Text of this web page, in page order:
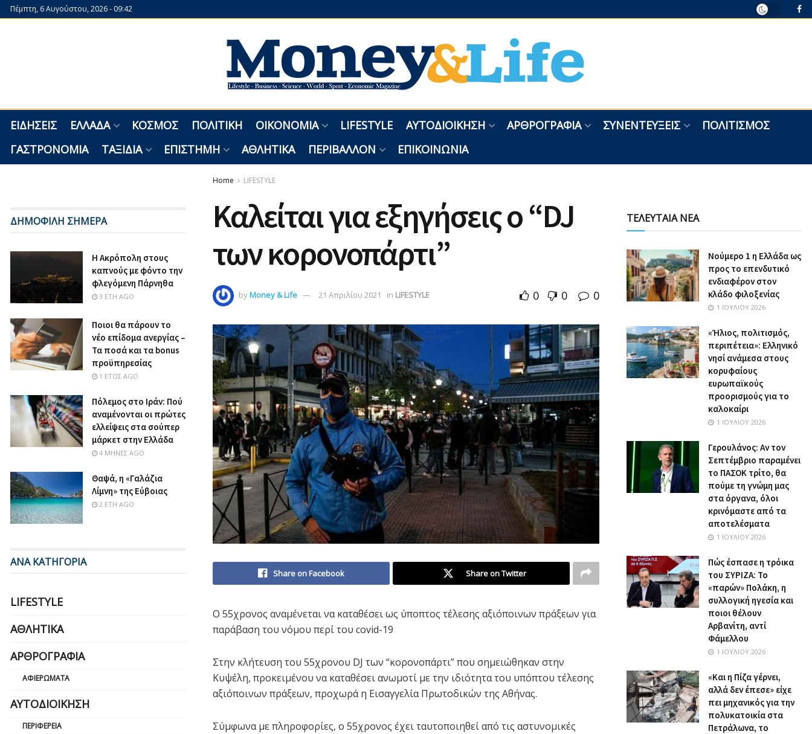
Πέμπτη, 6 Αυγούστου, 2026 - 09:42
ΕΙΔΉΣΕΙΣ ΕΛΛΆΔΑ ΚΌΣΜΟΣ ΠΟΛΙΤΙΚΉ ΟΙΚΟΝΟΜΊΑ LIFESTYLE ΑΥΤΟΔΙΟΊΚΗΣΗ ΑΡΘΡΟΓΡΑΦΊΑ ΣΥΝΕΝΤΕΎΞΕΙΣ
ΠΟΛΙΤΙΣΜΌΣ
ΓΑΣΤΡΟΝΟΜΊΑ
ΤΑΞΊΔΙΑ ΕΠΙΣΤΉΜΗ ΑΘΛΗΤΙΚΆ ΠΕΡΙΒΆΛΛΟΝ ΕΠΙΚΟΙΝΩΝΊΑ
Home LIFESTYLE
Καλείται για εξηγήσεις ο “DJ
των κορονοπάρτι”
byMoney & Life 21 Απριλίου 2021 in LIFESTYLE 0 0 0
Share on Facebook Share on Twitter
Ο 55χρονος αναμένεται να καταθέσει ως ύποπτος τέλεσης αξιόποινων πράξεων για
παράβαση του νόμου περί του covid-19
Στην κλήτευση του 55χρονου DJ των “κορονοπάρτι” που σημειώθηκαν στην
Κυψέλη, προκειμένου να καταθέσει ανωμοτί με την ιδιότητα του υπόπτου τέλεσης
αξιόποινων πράξεων, προχωρά η Εισαγγελία Πρωτοδικών της Αθήνας.
Σύμφωνα με πληροφορίες, ο 55χρονος έχει ταυτοποιηθεί από τις αστυνομικές
ΔΗΜΟΦΙΛΗ ΣΗΜΕΡΑ
Η Ακρόπολη στους
καπνούς με φόντο την
φλεγόμενη Πάρνηθα
3 ΈΤΗ AGO
Ποιοι θα πάρουν το
νέο επίδομα ανεργίας –
Τα ποσά και τα bonus
προϋπηρεσίας
1 ΈΤΟΣ AGO
Πόλεμος στο Ιράν: Πού
αναμένονται οι πρώτες
ελλείψεις στα σούπερ
μάρκετ στην Ελλάδα
4 ΜΉΝΕΣ AGO
Θαψά, η «Γαλάζια
Λίμνη» της Εύβοιας
2 ΈΤΗ AGO
ΑΝΑ ΚΑΤΗΓΟΡΙΑ
LIFESTYLE
ΑΘΛΗΤΙΚΆ
ΑΡΘΡΟΓΡΑΦΊΑ
ΑΦΙΕΡΏΜΑΤΑ
ΑΥΤΟΔΙΟΊΚΗΣΗ
ΠΕΡΙΦΈΡΕΙΑ
ΤΕΛΕΥΤΑΙΑ ΝΕΑ
Nούμερο 1 η Ελλάδα ως
προς το επενδυτικό
ενδιαφέρον στον
κλάδο φιλοξενίας
1 ΙΟΥΛΊΟΥ 2026
«Ήλιος, πολιτισμός,
περιπέτεια»: Ελληνικό
νησί ανάμεσα στους
κορυφαίους
ευρωπαϊκούς
προορισμούς για το
καλοκαίρι
1 ΙΟΥΛΊΟΥ 2026
Γερουλάνος: Αν τον
Σεπτέμβριο παραμένει
το ΠΑΣΟΚ τρίτο, θα
πούμε τη γνώμη μας
στα όργανα, όλοι
κρινόμαστε από τα
αποτελέσματα
1 ΙΟΥΛΊΟΥ 2026
Πώς έσπασε η τρόικα
του ΣΥΡΙΖΑ: Το
«παρών» Πολάκη, η
συλλογική ηγεσία και
ποιοι θέλουν
Αρβανίτη, αντί
Φάμελλου
1 ΙΟΥΛΊΟΥ 2026
«Και η Πίζα γέρνει,
αλλά δεν έπεσε» είχε
πει μηχανικός για την
πολυκατοικία στα
Πετράλωνα, το